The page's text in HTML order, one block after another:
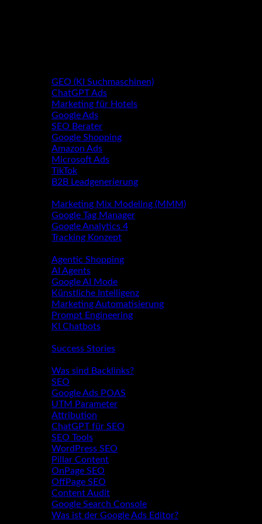
GEO (KI Suchmaschinen)
ChatGPT Ads
Marketing für Hotels
Google Ads
SEO Berater
Google Shopping
Amazon Ads
Microsoft Ads
TikTok
B2B Leadgenerierung
Marketing Mix Modeling (MMM)
Google Tag Manager
Google Analytics 4
Tracking Konzept
Agentic Shopping
AI Agents
Google AI Mode
Künstliche Intelligenz
Marketing Automatisierung
Prompt Engineering
KI Chatbots
Success Stories
Was sind Backlinks?
SEO
Google Ads POAS
UTM Parameter
Attribution
ChatGPT für SEO
SEO Tools
WordPress SEO
Pillar Content
OnPage SEO
OffPage SEO
Content Audit
Google Search Console
Was ist der Google Ads Editor?